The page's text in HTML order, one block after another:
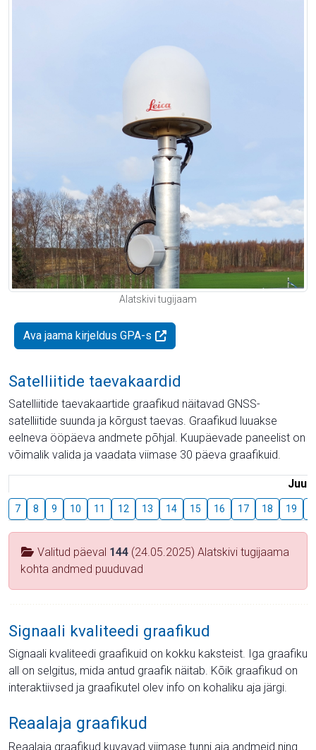
Alatskivi tugijaam
Ava jaama kirjeldus GPA-s
Satelliitide taevakaardid
Satelliitide taevakaartide graafikud näitavad GNSS-
satelliitide suunda ja kõrgust taevas. Graafikud luuakse
eelneva ööpäeva andmete põhjal. Kuupäevade paneelist on
võimalik valida ja vaadata viimase 30 päeva graafikuid.
Juuli
7 8 9 10 11 12 13 14 15 16 17 18 19
Valitud päeval 144 (24.05.2025) Alatskivi tugijaama
kohta andmed puuduvad
Signaali kvaliteedi graafikud
Signaali kvaliteedi graafikuid on kokku kaksteist. Iga graafiku
all on selgitus, mida antud graafik näitab. Kõik graafikud on
interaktiivsed ja graafikutel olev info on kohaliku aja järgi.
Reaalaja graafikud
Reaalaja graafikud kuvavad viimase tunni aja andmeid ning